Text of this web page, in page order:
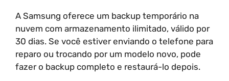
A Samsung oferece um backup temporário na
nuvem com armazenamento ilimitado, válido por
30 dias. Se você estiver enviando o telefone para
reparo ou trocando por um modelo novo, pode
fazer o backup completo e restaurá-lo depois.